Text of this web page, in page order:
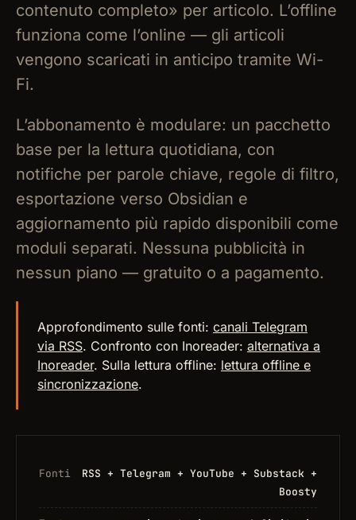
contenuto completo» per articolo. L’offline
funziona come l’online — gli articoli
vengono scaricati in anticipo tramite Wi-
Fi.
L’abbonamento è modulare: un pacchetto
base per la lettura quotidiana, con
notifiche per parole chiave, regole di filtro,
esportazione verso Obsidian e
aggiornamento più rapido disponibili come
moduli separati. Nessuna pubblicità in
nessun piano — gratuito o a pagamento.
Approfondimento sulle fonti: canali Telegram
via RSS. Confronto con Inoreader: alternativa a
Inoreader. Sulla lettura offline: lettura offline e
sincronizzazione.
Fonti
RSS + Telegram + YouTube + Substack +
Boosty